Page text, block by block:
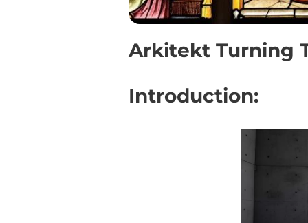
Arkitekt Turning
Introduction: